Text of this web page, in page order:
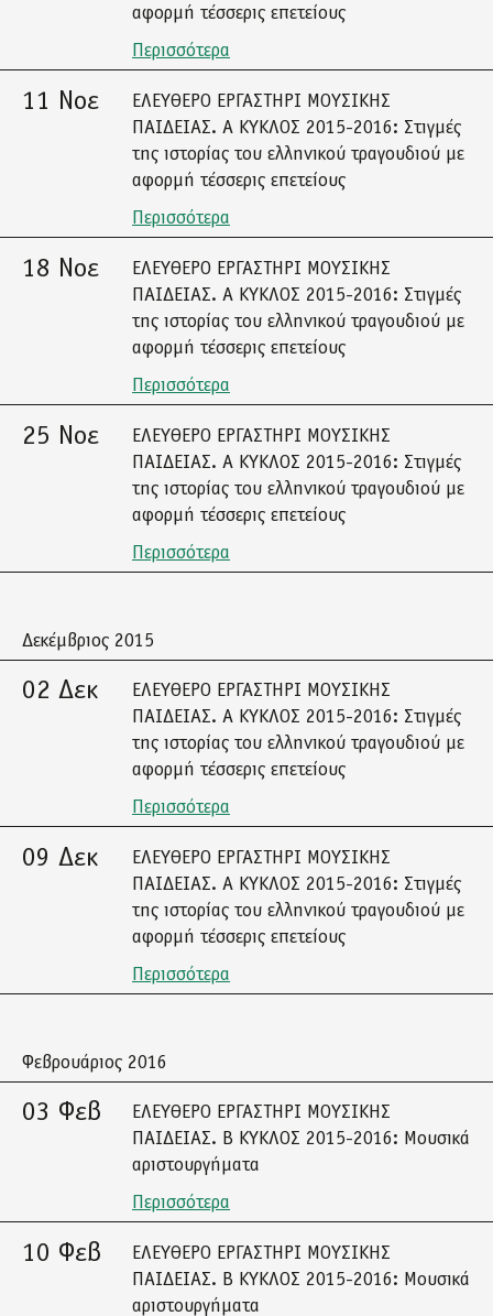
αφορμή τέσσερις επετείους
Περισσότερα
11 Νοε
ΕΛΕΥΘΕΡΟ ΕΡΓΑΣΤΗΡΙ ΜΟΥΣΙΚΗΣ
ΠΑΙΔΕΙΑΣ. Α ΚΥΚΛΟΣ 2015-2016: Στιγμές
της ιστορίας του ελληνικού τραγουδιού με
αφορμή τέσσερις επετείους
Περισσότερα
18 Νοε
ΕΛΕΥΘΕΡΟ ΕΡΓΑΣΤΗΡΙ ΜΟΥΣΙΚΗΣ
ΠΑΙΔΕΙΑΣ. Α ΚΥΚΛΟΣ 2015-2016: Στιγμές
της ιστορίας του ελληνικού τραγουδιού με
αφορμή τέσσερις επετείους
Περισσότερα
25 Νοε
ΕΛΕΥΘΕΡΟ ΕΡΓΑΣΤΗΡΙ ΜΟΥΣΙΚΗΣ
ΠΑΙΔΕΙΑΣ. Α ΚΥΚΛΟΣ 2015-2016: Στιγμές
της ιστορίας του ελληνικού τραγουδιού με
αφορμή τέσσερις επετείους
Περισσότερα
Δεκέμβριος 2015
02 Δεκ
ΕΛΕΥΘΕΡΟ ΕΡΓΑΣΤΗΡΙ ΜΟΥΣΙΚΗΣ
ΠΑΙΔΕΙΑΣ. Α ΚΥΚΛΟΣ 2015-2016: Στιγμές
της ιστορίας του ελληνικού τραγουδιού με
αφορμή τέσσερις επετείους
Περισσότερα
09 Δεκ
ΕΛΕΥΘΕΡΟ ΕΡΓΑΣΤΗΡΙ ΜΟΥΣΙΚΗΣ
ΠΑΙΔΕΙΑΣ. Α ΚΥΚΛΟΣ 2015-2016: Στιγμές
της ιστορίας του ελληνικού τραγουδιού με
αφορμή τέσσερις επετείους
Περισσότερα
Φεβρουάριος 2016
03 Φεβ
ΕΛΕΥΘΕΡΟ ΕΡΓΑΣΤΗΡΙ ΜΟΥΣΙΚΗΣ
ΠΑΙΔΕΙΑΣ. Β ΚΥΚΛΟΣ 2015-2016: Μουσικά
αριστουργήματα
Περισσότερα
10 Φεβ
ΕΛΕΥΘΕΡΟ ΕΡΓΑΣΤΗΡΙ ΜΟΥΣΙΚΗΣ
ΠΑΙΔΕΙΑΣ. Β ΚΥΚΛΟΣ 2015-2016: Μουσικά
αριστουργήματα